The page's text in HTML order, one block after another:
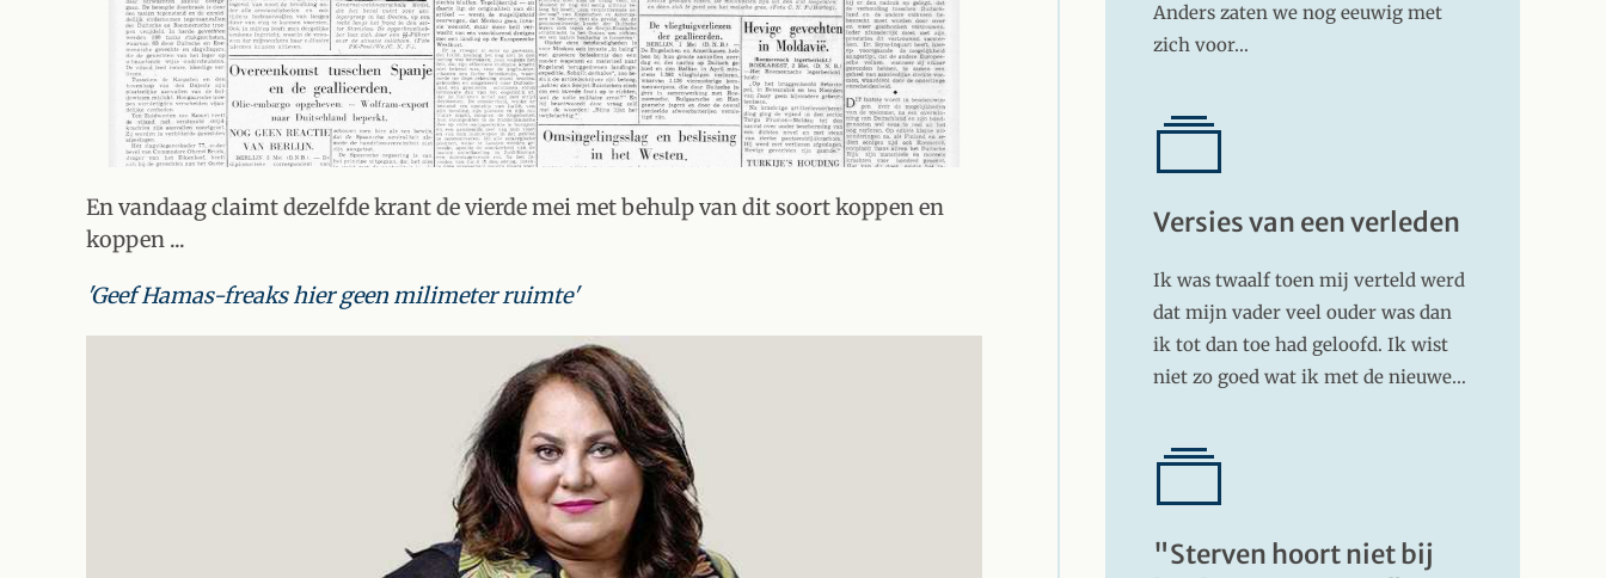
En vandaag claimt dezelfde krant de vierde mei met behulp van dit soort koppen en
koppen ...
'Geef Hamas-freaks hier geen milimeter ruimte'
Anders zaten we nog eeuwig met
zich voor…
Versies van een verleden
Ik was twaalf toen mij verteld werd
dat mijn vader veel ouder was dan
ik tot dan toe had geloofd. Ik wist
niet zo goed wat ik met de nieuwe…
"Sterven hoort niet bij